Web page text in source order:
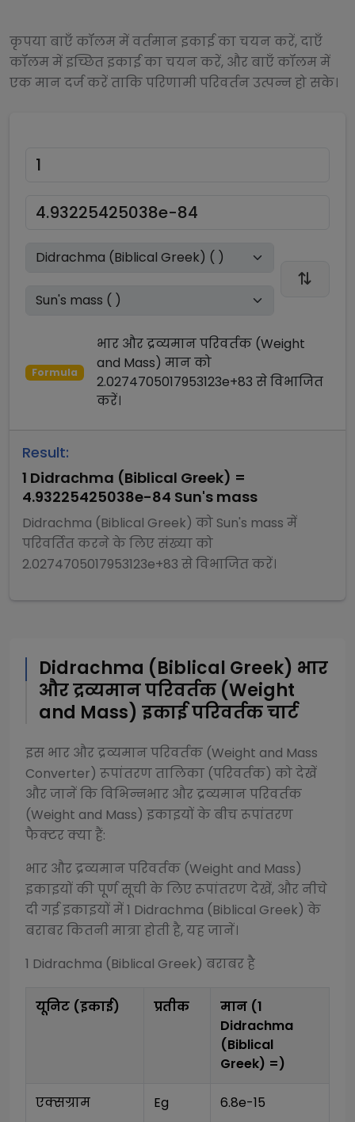
कृपया बाएँ कॉलम में वर्तमान इकाई का चयन करें, दाएँ
कॉलम में इच्छित इकाई का चयन करें, और बाएँ कॉलम में
एक मान दर्ज करें ताकि परिणामी परिवर्तन उत्पन्न हो सके।
Formula
भार और द्रव्यमान परिवर्तक (Weight
and Mass) मान को
2.0274705017953123e+83 सेविभाजित
करें।
Result:
1 Didrachma (Biblical Greek) =
4.93225425038e-84 Sun's mass
Didrachma (Biblical Greek) को Sun's mass में
परिवर्तित करने के लिए संख्या को
2.0274705017953123e+83 सेविभाजितकरें।
Didrachma (Biblical Greek) भार
और द्रव्यमान परिवर्तक (Weight
and Mass) इकाई परिवर्तक चार्ट
इस भार और द्रव्यमान परिवर्तक (Weight and Mass
Converter) रूपांतरण तालिका (परिवर्तक) को देखें
और जानें कि विभिन्नभार और द्रव्यमान परिवर्तक
(Weight and Mass) इकाइयों के बीच रूपांतरण
फैक्टर क्या हैं:
भार और द्रव्यमान परिवर्तक (Weight and Mass)
इकाइयों की पूर्ण सूची के लिए रूपांतरण देखें, और नीचे
दी गई इकाइयों में 1 Didrachma (Biblical Greek) के
बराबर कितनी मात्रा होती है, यह जानें।
1 Didrachma (Biblical Greek) बराबर है
यूनिट (इकाई) प्रतीक
मान (1
Didrachma
(Biblical
Greek) =)
एक्सग्राम Eg 6.8e-15